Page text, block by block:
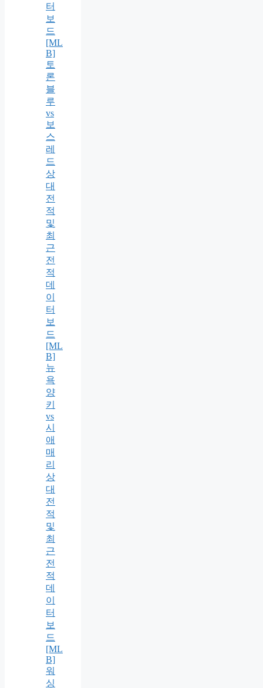
터
보
드
[ML
B]
토
론
블
루
vs
보
스
레
드
상
대
전
적
및
최
근
전
적
데
이
터
보
드
[ML
B]
뉴
욕
양
키
vs
시
애
매
리
상
대
전
적
및
최
근
전
적
데
이
터
보
드
[ML
B]
워
싱